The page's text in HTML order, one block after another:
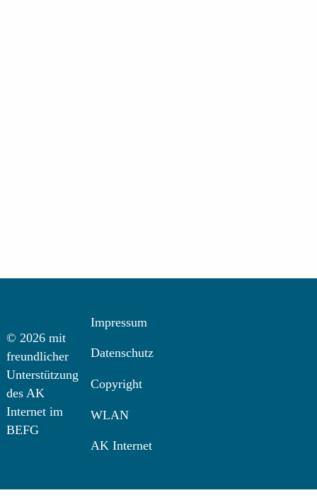
© 2026 mit
freundlicher
Unterstützung
des AK
Internet im
BEFG
Impressum
Datenschutz
Copyright
WLAN
AK Internet